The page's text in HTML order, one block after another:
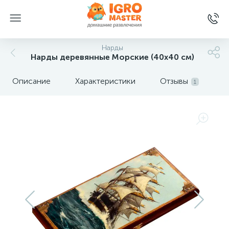
Нарды
Нарды деревянные Морские (40x40 см)
Описание Характеристики Отзывы 1